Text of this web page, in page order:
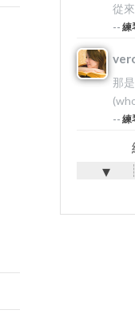
從
-- 練
那
-- 練
▾